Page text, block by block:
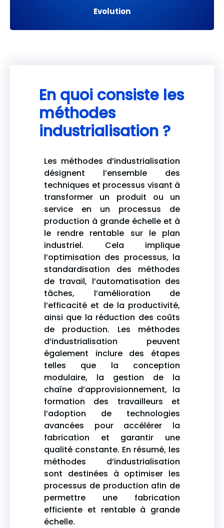
Evolution
En quoi consiste les
méthodes
industrialisation ?
Les méthodes d’industrialisation
désignent l’ensemble des
techniques et processus visant à
transformer un produit ou un
service en un processus de
production à grande échelle et à
le rendre rentable sur le plan
industriel. Cela implique
l’optimisation des processus, la
standardisation des méthodes
de travail, l’automatisation des
tâches, l’amélioration de
l’efficacité et de la productivité,
ainsi que la réduction des coûts
de production. Les méthodes
d’industrialisation peuvent
également inclure des étapes
telles que la conception
modulaire, la gestion de la
chaîne d’approvisionnement, la
formation des travailleurs et
l’adoption de technologies
avancées pour accélérer la
fabrication et garantir une
qualité constante. En résumé, les
méthodes d’industrialisation
sont destinées à optimiser les
processus de production afin de
permettre une fabrication
efficiente et rentable à grande
échelle.